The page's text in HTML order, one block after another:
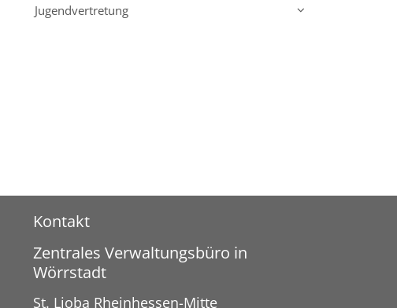
Jugendvertretung
Kontakt
Zentrales Verwaltungsbüro in
Wörrstadt
St. Lioba Rheinhessen-Mitte